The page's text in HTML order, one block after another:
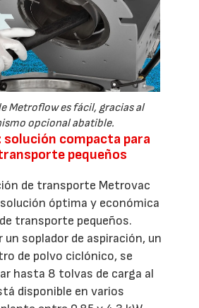
Metroflow es fácil, gracias al
opcional abatible.
solución compacta para
pequeños
de transporte Metrovac
óptima y económica
transporte pequeños.
un soplador de aspiración, un
de polvo ciclónico, se
hasta 8 tolvas de carga al
disponible en varios